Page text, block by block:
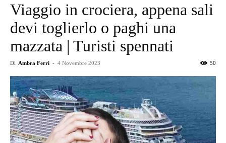
Viaggio in crociera, appena sali
devi toglierlo o paghi una
mazzata | Turisti spennati
Di Ambra Ferri - 4 Novembre 2023 50